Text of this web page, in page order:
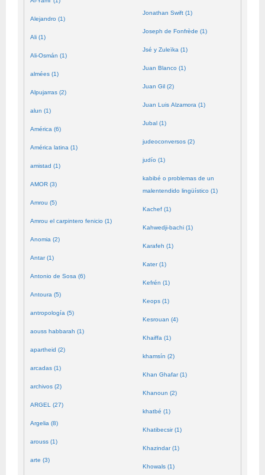
Alejandro (1)
Ali (1)
Ali-Osmán (1)
almées (1)
Alpujarras (2)
alun (1)
América (6)
América latina (1)
amistad (1)
AMOR (3)
Amrou (5)
Amrou el carpintero fenicio (1)
Anomia (2)
Antar (1)
Antonio de Sosa (6)
Antoura (5)
antropología (5)
aouss habbarah (1)
apartheid (2)
arcadas (1)
archivos (2)
ARGEL (27)
Argelia (8)
arouss (1)
arte (3)
Jonathan Swift (1)
Joseph de Fonfrède (1)
Jsé y Zuleïka (1)
Juan Blanco (1)
Juan Gil (2)
Juan Luis Alzamora (1)
Jubal (1)
judeoconversos (2)
judío (1)
kabibé o problemas de un
malentendido lingüístico (1)
Kachef (1)
Kahwedji-bachi (1)
Karafeh (1)
Kater (1)
Kefrén (1)
Keops (1)
Kesrouan (4)
Khaiffa (1)
khamsín (2)
Khan Ghafar (1)
Khanoun (2)
khatbé (1)
Khatibecsir (1)
Khazindar (1)
Khowals (1)